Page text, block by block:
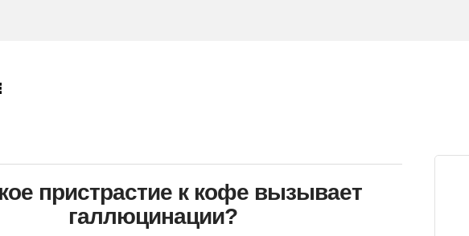
пристрастие к кофе вызывает
галлюцинации?